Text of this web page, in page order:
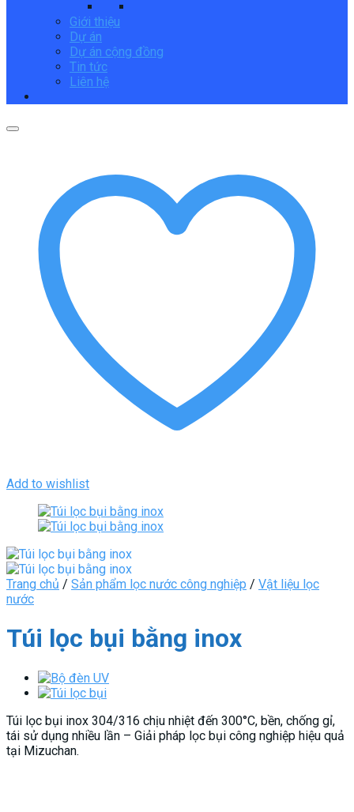
Giới thiệu
Dự án
Dự án cộng đồng
Tin tức
Liên hệ
Add to wishlist
Trang chủ / Sản phẩm lọc nước công nghiệp / Vật liệu lọc
nước
Túi lọc bụi bằng inox
Túi lọc bụi inox 304/316 chịu nhiệt đến 300°C, bền, chống gỉ,
tái sử dụng nhiều lần – Giải pháp lọc bụi công nghiệp hiệu quả
tại Mizuchan.